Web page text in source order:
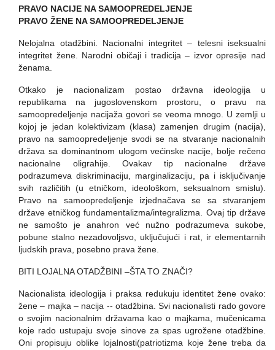
PRAVO NACIJE NA SAMOOPREDELJENJE
PRAVO ŽENE NA SAMOOPREDELJENJE
Nelojalna otadžbini. Nacionalni integritet – telesni iseksualni
integritet žene. Narodni običaji i tradicija – izvor opresije nad
ženama.
Otkako je nacionalizam postao državna ideologija u
republikama na jugoslovenskom prostoru, o pravu na
samoopredeljenje nacijaža govori se veoma mnogo. U zemlji u
kojoj je jedan kolektivizam (klasa) zamenjen drugim (nacija),
pravo na samoopredeljenje svodi se na stvaranje nacionalnih
država sa dominantnom ulogom većinske nacije, bolje rečeno
nacionalne oligrahije. Ovakav tip nacionalne države
podrazumeva diskriminaciju, marginalizaciju, pa i isključivanje
svih različitih (u etničkom, ideološkom, seksualnom smislu).
Pravo na samoopredeljenje izjednačava se sa stvaranjem
države etničkog fundamentalizma/integralizma. Ovaj tip države
ne samošto je anahron već nužno podrazumeva sukobe,
pobune stalno nezadovoljsvo, uključujući i rat, ir elementarnih
ljudskih prava, posebno prava žene.
BITI LOJALNA OTADŽBINI –ŠTA TO ZNAČI?
Nacionalista ideologija i praksa redukuju identitet žene ovako:
žene – majka – nacija -- otadžbina. Svi nacionalisti rado govore
o svojim nacionalnim državama kao o majkama, mučenicama
koje rado ustupaju svoje sinove za spas ugrožene otadžbine.
Oni propisuju oblike lojalnosti(patriotizma koje žene treba da